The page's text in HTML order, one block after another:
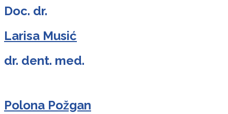
Doc. dr.
Larisa Musić
dr. dent. med.
Polona Požgan